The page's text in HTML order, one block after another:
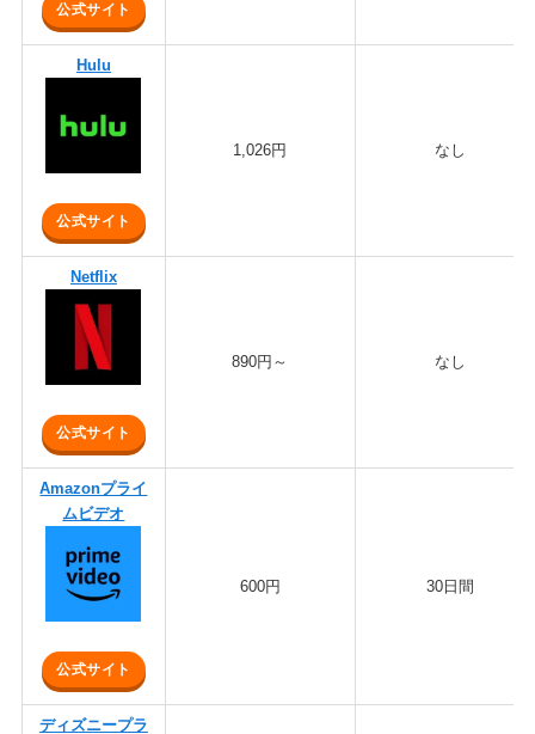
公式サイト
Hulu
公式サイト
1,026円 なし
Netflix
公式サイト
890円～ なし
Amazonプライ
ムビデオ
公式サイト
600円 30日間
ディズニープラ